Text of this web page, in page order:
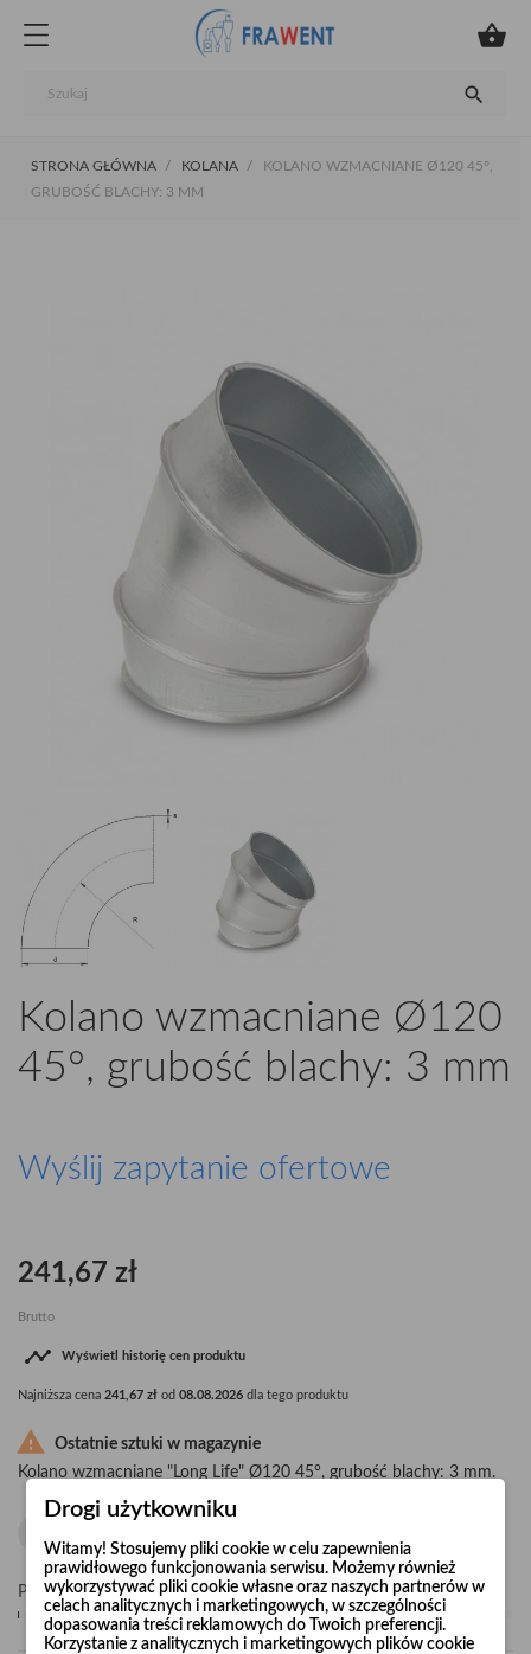


STRONA GŁÓWNA KOLANA
KOLANO WZMACNIANE Ø120 45°,
GRUBOŚĆ BLACHY: 3 MM
Kolano wzmacniane Ø120
45°, grubość blachy: 3 mm
Wyślij zapytanie ofertowe
241,67 zł
Brutto
 Wyświetl historię cen produktu
Najniższa cena 241,67 zł od 08.08.2026 dla tego produktu

Ostatnie sztuki w magazynie
Kolano wzmacniane "Long Life" Ø120 45°, grubość blachy: 3 mm.
Pośpiesz się! Tylko 1sztuk w magazynie
Drogi użytkowniku
Witamy! Stosujemy pliki cookie w celu zapewnienia
prawidłowego funkcjonowania serwisu. Możemy również
wykorzystywać pliki cookie własne oraz naszych partnerów w
celach analitycznych i marketingowych, w szczególności
dopasowania treści reklamowych do Twoich preferencji.
Korzystanie z analitycznych i marketingowych plików cookie